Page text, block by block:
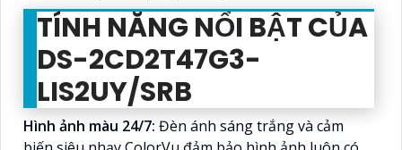
TÍNH NĂNG NỔI BẬT CỦA
DS-2CD2T47G3-
LIS2UY/SRB
Hình ảnh màu 24/7: Đèn ánh sáng trắng và cảm